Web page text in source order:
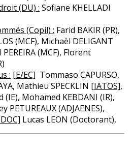
(DU) : Sofiane KHELLADI
(Copil) : Farid BAKIR (PR),
(MCF), Michaël DELIGANT
(MCF), Florent
: [E/EC] Tommaso CAPURSO,
Mathieu SPECKLIN [IATOS],
(IE), Mohamed KEBDANI (IR),
PETUREAUX (ADJAENES),
Lucas LEON (Doctorant),